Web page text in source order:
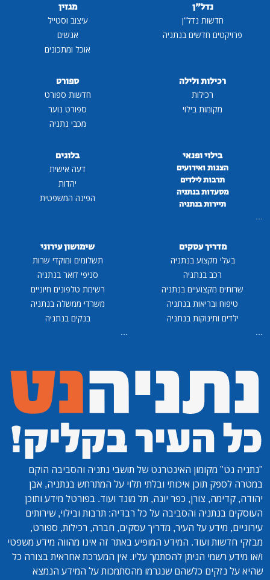
נדל"ן
חדשות נדל"ן
פרויקטים חדשים בנתניה
מגזין
עיצוב וסטייל
אנשים
אוכל ומתכונים
רכילות ולילה
רכילות
מקומות בילוי
ספורט
חדשות ספורט
ספורט נוער
מכבי נתניה
בילוי ופנאי
הצגות ואירועים
תרבות לילדים
מסעדות בנתניה
תיירות בנתניה
...
בלוגים
דעה אישית
יהדות
הפינה המשפטית
מדריך עסקים
בעלי מקצוע בנתניה
רכב בנתניה
שרותים מקצועיים בנתניה
טיפוח ובריאות בנתניה
ילדים ותינוקות בנתניה
...
שימושון עירוני
תשלומים ומוקדי שרות
סניפי דואר בנתניה
רשימת טלפונים חיוניים
משרדי ממשלה בנתניה
בנקים בנתניה
...
"נתניה נט" מקומון האינטרנט של תושבי נתניה והסביבה הוקם
במטרה לספק תוכן איכותי ובלתי תלוי על המתרחש בנתניה, אבן
יהודה, קדימה, צורן, כפר יונה, תל מונד ועוד. בפורטל מידע ותוכן
העוסקים בנתניה והסביבה על כל רבדיה: תרבות ובילוי, שירותים
עירוניים, מידע על העיר, מדריך עסקים, חברה, רכילות, ספורט,
מבזקי חדשות ועוד. המידע המופיע באתר זה אינו מהווה מידע משפטי
ו/או מידע רשמי הניתן להסתמך עליו. אין המערכת אחראית בצורה כל
שהיא על נזקים כלשהם שנגרמו מהסתמכות על המידע הנמצא